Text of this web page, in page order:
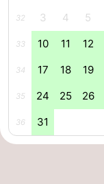
Het
Zwin
Kontakt
32 3 4 5
33 10 11 12
34 17 18 19
35 24 25 26
36 31